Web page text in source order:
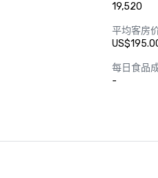
19,520
平均客房
每日食品
-